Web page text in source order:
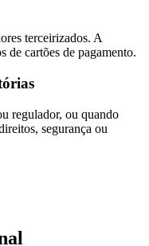
terceirizados. A
de cartões de pagamento.
regulador, ou quando
segurança ou